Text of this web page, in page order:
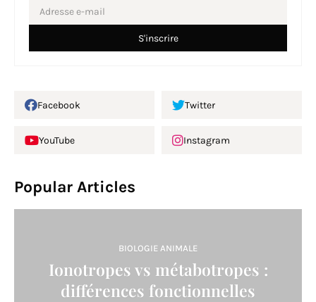
Facebook Twitter
YouTube Instagram
Popular Articles
BIOLOGIE ANIMALE
Ionotropes vs métabotropes :
différences fonctionnelles